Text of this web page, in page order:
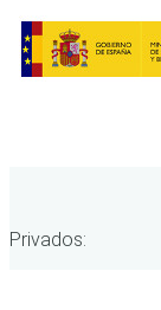
Privados: